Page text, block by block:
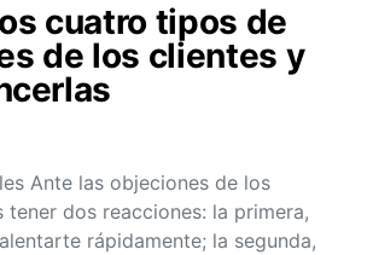
cuatro tipos de
de los clientes y
Ante las objeciones de los
tener dos reacciones: la primera,
rápidamente; la segunda,